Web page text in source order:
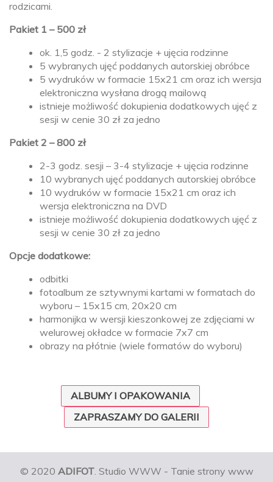
rodzicami.
Pakiet 1 – 500 zł
ok. 1,5 godz. - 2 stylizacje + ujęcia rodzinne
5 wybranych ujęć poddanych autorskiej obróbce
5 wydruków w formacie 15x21 cm oraz ich wersja
elektroniczna wysłana drogą mailową
istnieje możliwość dokupienia dodatkowych ujęć z
sesji w cenie 30 zł za jedno
Pakiet 2 – 800 zł
2-3 godz. sesji – 3-4 stylizacje + ujęcia rodzinne
10 wybranych ujęć poddanych autorskiej obróbce
10 wydruków w formacie 15x21 cm oraz ich
wersja elektroniczna na DVD
istnieje możliwość dokupienia dodatkowych ujęć z
sesji w cenie 30 zł za jedno
Opcje dodatkowe:
odbitki
fotoalbum ze sztywnymi kartami w formatach do
wyboru – 15x15 cm, 20x20 cm
harmonijka w wersji kieszonkowej ze zdjęciami w
welurowej okładce w formacie 7x7 cm
obrazy na płótnie (wiele formatów do wyboru)
ALBUMY I OPAKOWANIA
ZAPRASZAMY DO GALERII
© 2020 ADIFOT. Studio WWW - Tanie strony www